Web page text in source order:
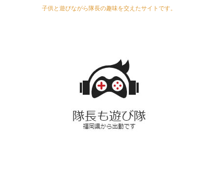
子供と遊びながら隊長の趣味を交えたサイトです。